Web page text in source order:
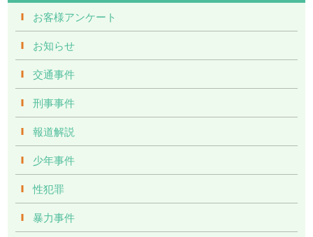
お客様アンケート
お知らせ
交通事件
刑事事件
報道解説
少年事件
性犯罪
暴力事件